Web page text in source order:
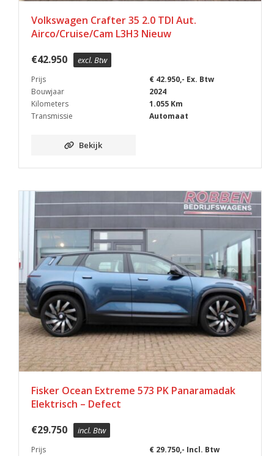
Volkswagen Crafter 35 2.0 TDI Aut.
Airco/Cruise/Cam L3H3 Nieuw
€42.950 excl. Btw
Prijs
€ 42.950,- Ex. Btw
Bouwjaar
2024
Kilometers
1.055 Km
Transmissie
Automaat
Bekijk
Fisker Ocean Extreme 573 PK Panaramadak
Elektrisch – Defect
€29.750 incl. Btw
Prijs
€ 29.750,- Incl. Btw